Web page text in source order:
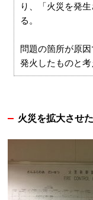
り、「火災を発
る。
問題の箇所が原
発火したものと考
火災を拡大させ